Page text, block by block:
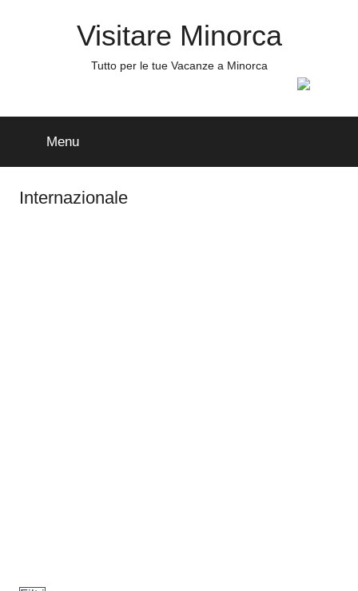
Visitare Minorca
Tutto per le tue Vacanze a Minorca
Menu
Internazionale